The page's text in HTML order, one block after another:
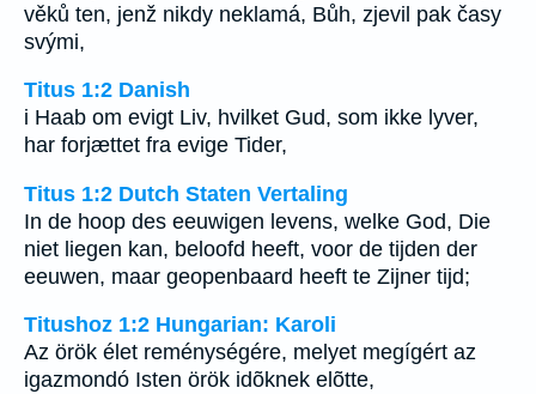
věků ten, jenž nikdy neklamá, Bůh, zjevil pak časy
svými,
Titus 1:2 Danish
i Haab om evigt Liv, hvilket Gud, som ikke lyver,
har forjættet fra evige Tider,
Titus 1:2 Dutch Staten Vertaling
In de hoop des eeuwigen levens, welke God, Die
niet liegen kan, beloofd heeft, voor de tijden der
eeuwen, maar geopenbaard heeft te Zijner tijd;
Titushoz 1:2 Hungarian: Karoli
Az örök élet reménységére, melyet megígért az
igazmondó Isten örök idõknek elõtte,